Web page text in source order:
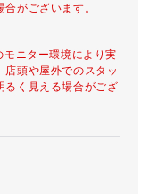
がございます。
ニター環境により実
店頭や屋外でのスタッ
るく見える場合がござ